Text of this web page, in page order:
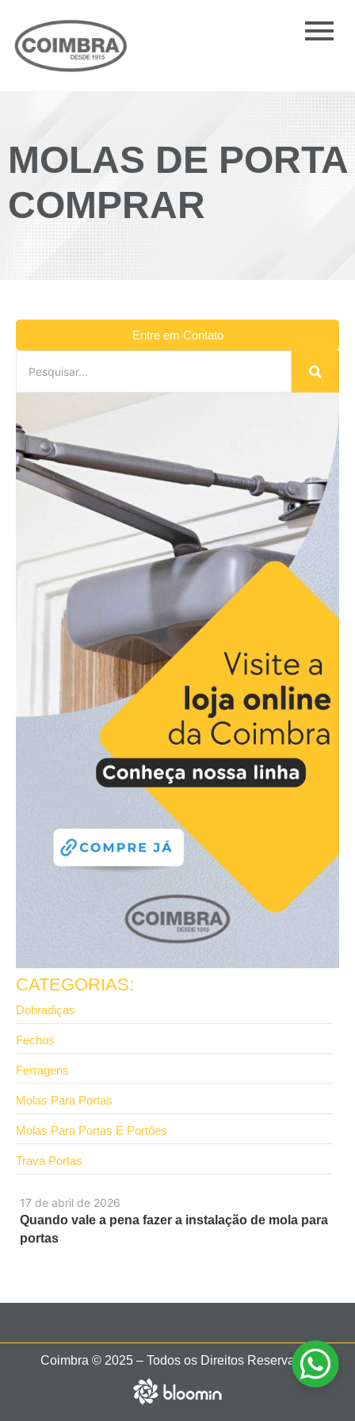
MOLAS DE PORTA
COMPRAR
17 de abril de 2026
Quando vale a pena fazer a instalação de mola para
portas
Entre em Contato
CATEGORIAS:
Dobradiças
Fechos
Ferragens
Molas Para Portas
Molas Para Portas E Portões
Trava Portas
Coimbra © 2025 – Todos os Direitos Reservados